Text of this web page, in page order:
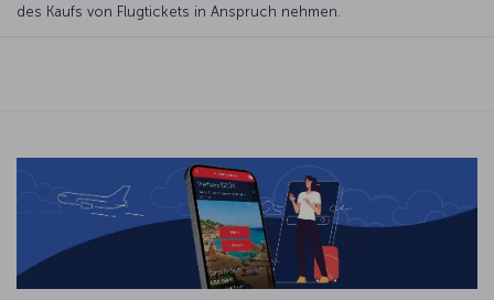
des Kaufs von Flugtickets in Anspruch nehmen.